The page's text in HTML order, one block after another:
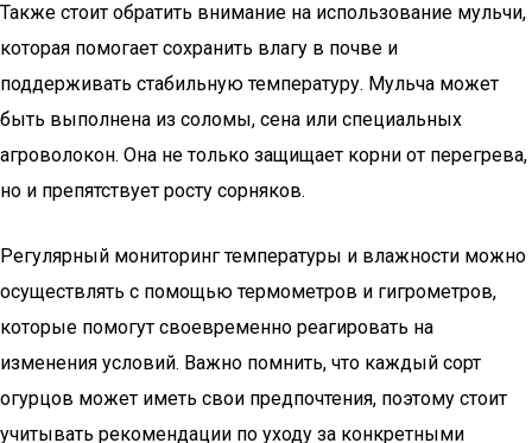
Также стоит обратить внимание на использование мульчи,
которая помогает сохранить влагу в почве и
поддерживать стабильную температуру. Мульча может
быть выполнена из соломы, сена или специальных
агроволокон. Она не только защищает корни от перегрева,
но и препятствует росту сорняков.
Регулярный мониторинг температуры и влажности можно
осуществлять с помощью термометров и гигрометров,
которые помогут своевременно реагировать на
изменения условий. Важно помнить, что каждый сорт
огурцов может иметь свои предпочтения, поэтому стоит
учитывать рекомендации по уходу за конкретными